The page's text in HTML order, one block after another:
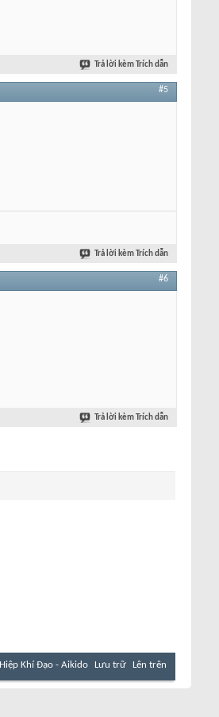
Trả lời kèm Trích dẫn
#5
Trả lời kèm Trích dẫn
#6
Trả lời kèm Trích dẫn
Hiệp Khí Đạo - Aikido Lưu trữ Lên trên